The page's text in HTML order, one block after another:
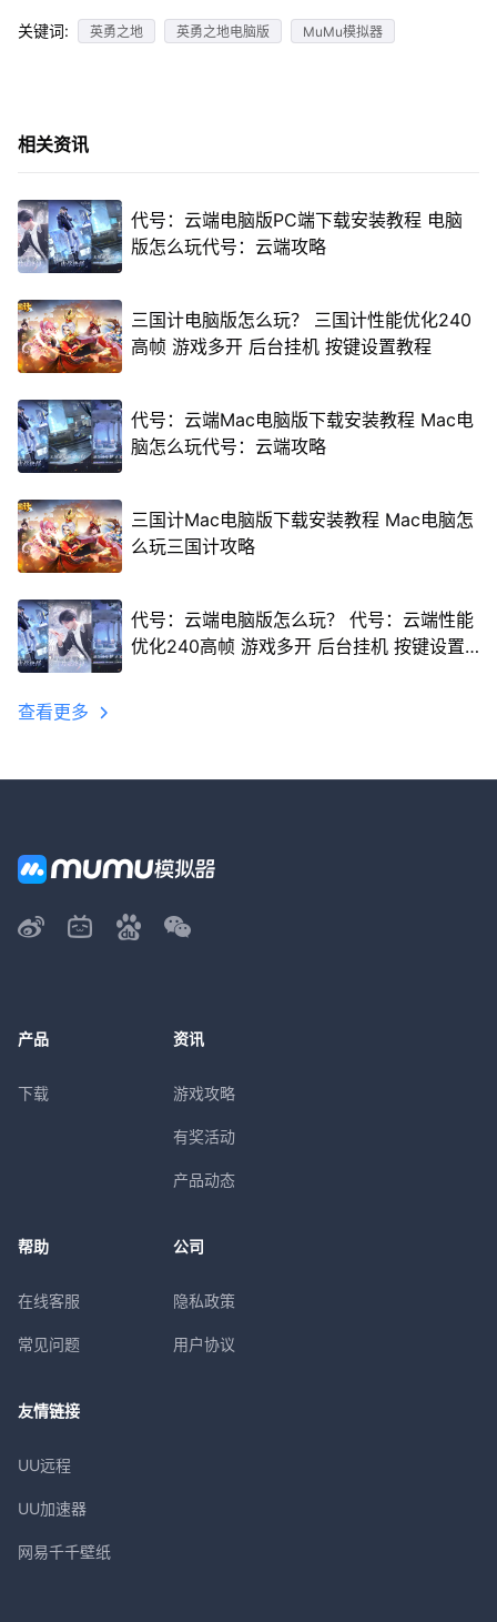
关键词: 英勇之地 英勇之地电脑版 MuMu模拟器
相关资讯
代号：云端电脑版PC端下载安装教程 电脑
版怎么玩代号：云端攻略
三国计电脑版怎么玩？ 三国计性能优化240
高帧 游戏多开 后台挂机 按键设置教程
代号：云端Mac电脑版下载安装教程 Mac电
脑怎么玩代号：云端攻略
三国计Mac电脑版下载安装教程 Mac电脑怎
么玩三国计攻略
代号：云端电脑版怎么玩？ 代号：云端性能
优化240高帧 游戏多开 后台挂机 按键设置
查看更多
产品
下载
资讯
游戏攻略
有奖活动
产品动态
帮助
在线客服
常见问题
公司
隐私政策
用户协议
友情链接
UU远程
UU加速器
网易千千壁纸